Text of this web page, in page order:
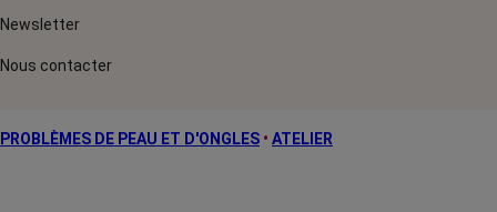
Newsletter
Nous contacter
PROBLÈMES DE PEAU ET D'ONGLES • ATELIER